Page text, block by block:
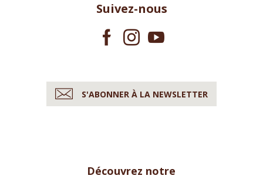
Suivez-nous
S'ABONNER À LA NEWSLETTER
Découvrez notre